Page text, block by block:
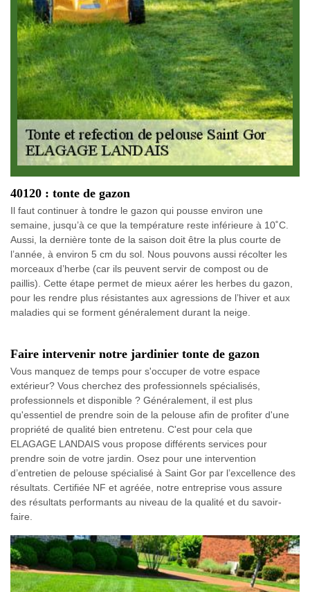
40120 : tonte de gazon
Il faut continuer à tondre le gazon qui pousse environ une
semaine, jusqu’à ce que la température reste inférieure à 10˚C.
Aussi, la dernière tonte de la saison doit être la plus courte de
l’année, à environ 5 cm du sol. Nous pouvons aussi récolter les
morceaux d’herbe (car ils peuvent servir de compost ou de
paillis). Cette étape permet de mieux aérer les herbes du gazon,
pour les rendre plus résistantes aux agressions de l’hiver et aux
maladies qui se forment généralement durant la neige.
Faire intervenir notre jardinier tonte de gazon
Vous manquez de temps pour s'occuper de votre espace
extérieur? Vous cherchez des professionnels spécialisés,
professionnels et disponible ? Généralement, il est plus
qu'essentiel de prendre soin de la pelouse afin de profiter d'une
propriété de qualité bien entretenu. C'est pour cela que
ELAGAGE LANDAIS vous propose différents services pour
prendre soin de votre jardin. Osez pour une intervention
d’entretien de pelouse spécialisé à Saint Gor par l’excellence des
résultats. Certifiée NF et agréée, notre entreprise vous assure
des résultats performants au niveau de la qualité et du savoir-
faire.